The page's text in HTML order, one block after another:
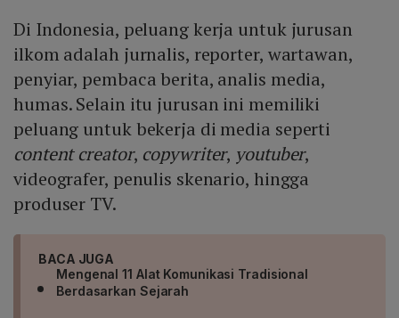
Di Indonesia, peluang kerja untuk jurusan
ilkom adalah jurnalis, reporter, wartawan,
penyiar, pembaca berita, analis media,
humas. Selain itu jurusan ini memiliki
peluang untuk bekerja di media seperti
content creator, copywriter, youtuber,
videografer, penulis skenario, hingga
produser TV.
BACA JUGA
Mengenal 11 Alat Komunikasi Tradisional
Berdasarkan Sejarah